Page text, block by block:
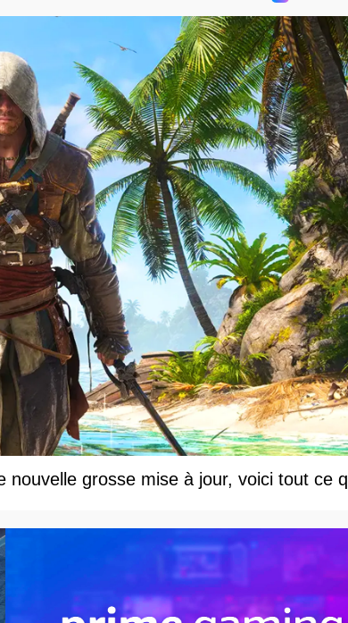
nouvelle grosse mise à jour, voici tout ce